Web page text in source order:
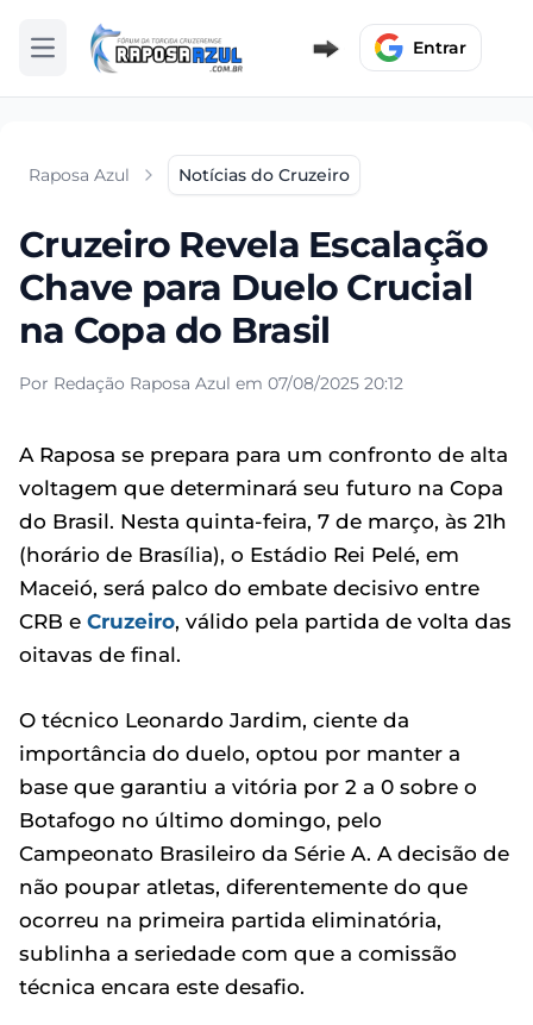
Abrir menu Entrar
Raposa Azul Notícias do Cruzeiro
Cruzeiro Revela Escalação
Chave para Duelo Crucial
na Copa do Brasil
Por Redação Raposa Azul em 07/08/2025 20:12
A Raposa se prepara para um confronto de alta
voltagem que determinará seu futuro na Copa
do Brasil. Nesta quinta-feira, 7 de março, às 21h
(horário de Brasília), o Estádio Rei Pelé, em
Maceió, será palco do embate decisivo entre
CRB e Cruzeiro, válido pela partida de volta das
oitavas de final.
O técnico Leonardo Jardim, ciente da
importância do duelo, optou por manter a
base que garantiu a vitória por 2 a 0 sobre o
Botafogo no último domingo, pelo
Campeonato Brasileiro da Série A. A decisão de
não poupar atletas, diferentemente do que
ocorreu na primeira partida eliminatória,
sublinha a seriedade com que a comissão
técnica encara este desafio.